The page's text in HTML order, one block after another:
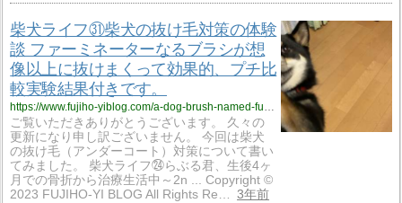
柴犬ライフ㉛柴犬の抜け毛対策の体験
談 ファーミネーターなるブラシが想
像以上に抜けまくって効果的、プチ比
較実験結果付きです。
ご覧いただきありがとうございます。 久々の
更新になり申し訳ございません。 今回は柴犬
の抜け毛（アンダーコート）対策について書い
てみました。 柴犬ライフ㉔らぶる君、生後4ヶ
月での骨折から治療生活中～2n ... Copyright ©
2023 FUJIHO-YI BLOG All Rights Re…
3年前